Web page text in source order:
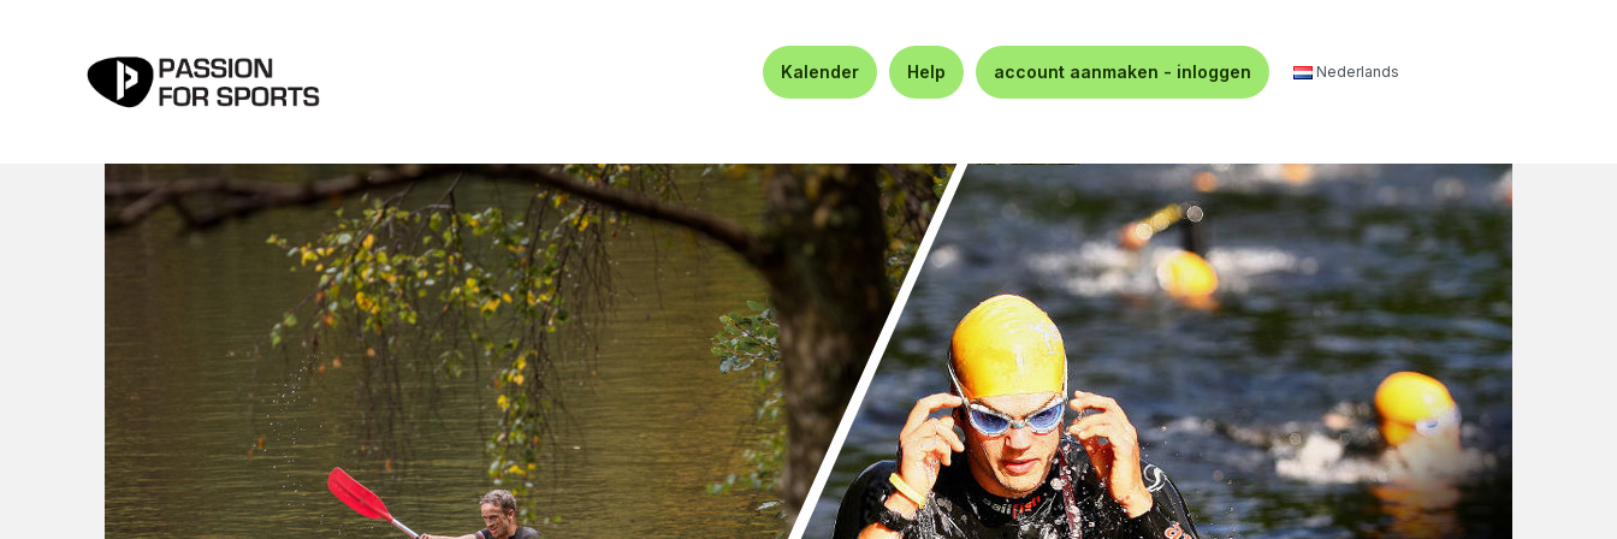
Kalender Help account aanmaken - inloggen Nederlands